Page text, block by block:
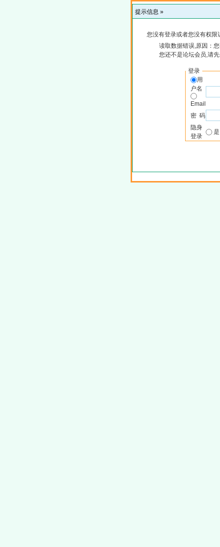
提示信息 »
您没有登录或者您没有权
读取数据错误,原因：
您还不是论坛会员,请
登录
用
户名
Email
密 码
隐身
登录